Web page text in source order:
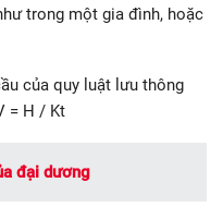
trong một gia đình, hoặc
của quy luật lưu thông
= H / Kt
đại dương